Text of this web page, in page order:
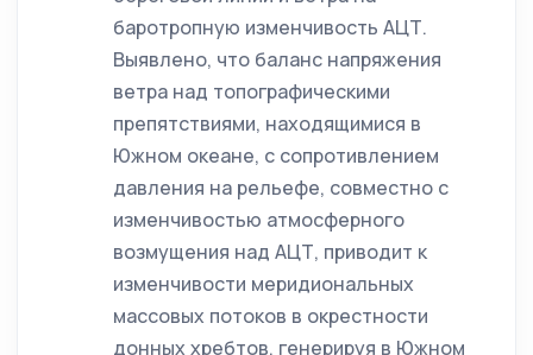
баротропную изменчивость АЦТ.
Выявлено, что баланс напряжения
ветра над топографическими
препятствиями, находящимися в
Южном океане, с сопротивлением
давления на рельефе, совместно с
изменчивостью атмосферного
возмущения над АЦТ, приводит к
изменчивости меридиональных
массовых потоков в окрестности
донных хребтов, генерируя в Южном